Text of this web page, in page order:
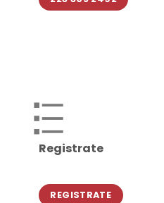
Registrate
REGISTRATE